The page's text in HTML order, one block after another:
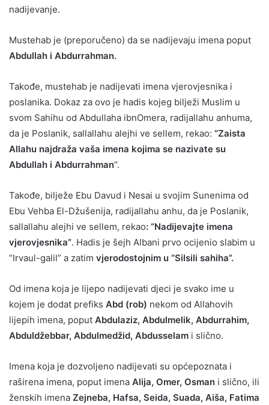
nadijevanje.
Mustehab je (preporučeno) da se nadijevaju imena poput
Abdullah i Abdurrahman.
Takođe, mustehab je nadijevati imena vjerovjesnika i
poslanika. Dokaz za ovo je hadis kojeg bilježi Muslim u
svom Sahihu od Abdullaha ibnOmera, radijallahu anhuma,
da je Poslanik, sallallahu alejhi ve sellem, rekao: “Zaista
Allahu najdraža vaša imena kojima se nazivate su
Abdullah i Abdurrahman“.
Takođe, bilježe Ebu Davud i Nesai u svojim Sunenima od
Ebu Vehba El-Džušenija, radijallahu anhu, da je Poslanik,
sallallahu alejhi ve sellem, rekao: “Nadijevajte imena
vjerovjesnika”. Hadis je šejh Albani prvo ocijenio slabim u
“Irvaul-galil” a zatim vjerodostojnim u “Silsili sahiha”.
Od imena koja je lijepo nadijevati djeci je svako ime u
kojem je dodat prefiks Abd (rob) nekom od Allahovih
lijepih imena, poput Abdulaziz, Abdulmelik, Abdurrahim,
Abduldžebbar, Abdulmedžid, Abdusselam i slično.
Imena koja je dozvoljeno nadijevati su općepoznata i
raširena imena, poput imena Alija, Omer, Osman i slično, ili
ženskih imena Zejneba, Hafsa, Seida, Suada, Aiša, Fatima